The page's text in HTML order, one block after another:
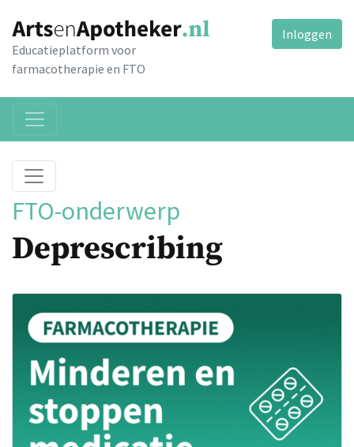
Educatieplatform voor
farmacotherapie en FTO
Inloggen
FTO-onderwerp
Deprescribing